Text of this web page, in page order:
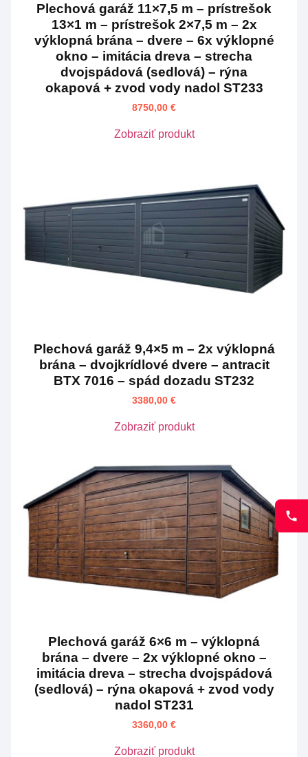
Plechová garáž 11×7,5 m – prístrešok
13×1 m – prístrešok 2×7,5 m – 2x
výklopná brána – dvere – 6x výklopné
okno – imitácia dreva – strecha
dvojspádová (sedlová) – rýna
okapová + zvod vody nadol ST233
8750,00 €
Zobraziť produkt
Plechová garáž 9,4×5 m – 2x výklopná
brána – dvojkrídlové dvere – antracit
BTX 7016 – spád dozadu ST232
3380,00 €
Zobraziť produkt
Plechová garáž 6×6 m – výklopná
brána – dvere – 2x výklopné okno –
imitácia dreva – strecha dvojspádová
(sedlová) – rýna okapová + zvod vody
nadol ST231
3360,00 €
Zobraziť produkt